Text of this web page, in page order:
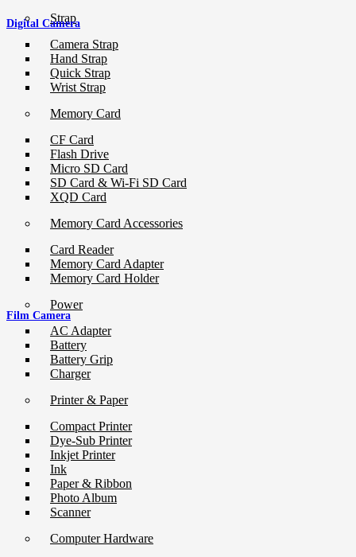
Strap
Camera Strap
Hand Strap
Quick Strap
Wrist Strap
Memory Card
CF Card
Flash Drive
Micro SD Card
SD Card & Wi-Fi SD Card
XQD Card
Memory Card Accessories
Card Reader
Memory Card Adapter
Memory Card Holder
Power
AC Adapter
Battery
Battery Grip
Charger
Printer & Paper
Compact Printer
Dye-Sub Printer
Inkjet Printer
Ink
Paper & Ribbon
Photo Album
Scanner
Computer Hardware
Digital Camera
Film Camera